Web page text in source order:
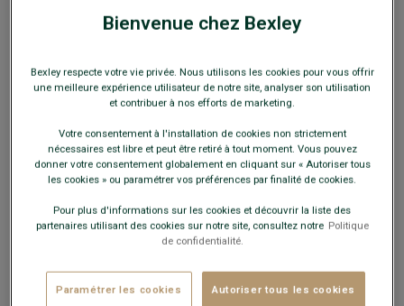
Blouson aviateur homme Noir - EVERETT II
mouton véritable
219,00 €
-20€sur le 2e manteau ou blouson
Payez en plusieurs fois dès 199€ d'achat
COULEURS DISPONIBLES
Bienvenue chez Bexley
Bexley respecte votre vie privée. Nous utilisons les cookies pour vous offrir
une meilleure expérience utilisateur de notre site, analyser son utilisation
et contribuer à nos efforts de marketing.
Votre consentement à l'installation de cookies non strictement
nécessaires est libre et peut être retiré à tout moment. Vous pouvez
donner votre consentement globalement en cliquant sur « Autoriser tous
les cookies » ou paramétrer vos préférences par finalité de cookies.
Pour plus d'informations sur les cookies et découvrir la liste des
partenaires utilisant des cookies sur notre site, consultez notre Politique
de confidentialité.
Paramétrer les cookies Autoriser tous les cookies